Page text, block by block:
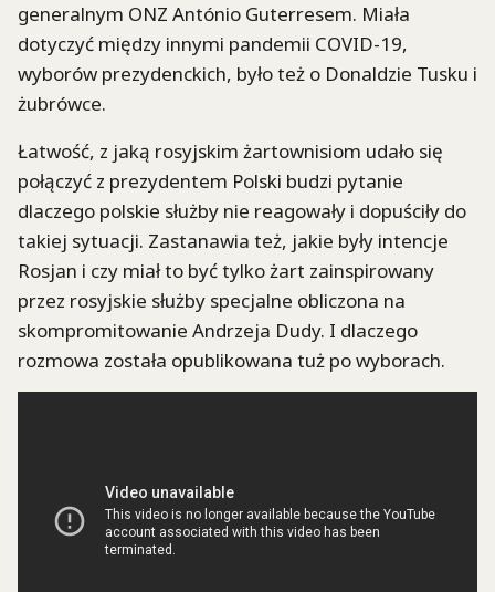
generalnym ONZ António Guterresem. Miała
dotyczyć między innymi pandemii COVID-19,
wyborów prezydenckich, było też o Donaldzie Tusku i
żubrówce.
Łatwość, z jaką rosyjskim żartownisiom udało się
połączyć z prezydentem Polski budzi pytanie
dlaczego polskie służby nie reagowały i dopuściły do
takiej sytuacji. Zastanawia też, jakie były intencje
Rosjan i czy miał to być tylko żart zainspirowany
przez rosyjskie służby specjalne obliczona na
skompromitowanie Andrzeja Dudy. I dlaczego
rozmowa została opublikowana tuż po wyborach.